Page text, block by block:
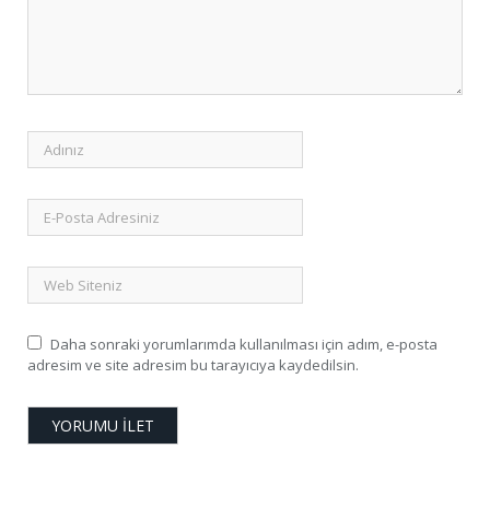
Daha sonraki yorumlarımda kullanılması için adım, e-posta
adresim ve site adresim bu tarayıcıya kaydedilsin.